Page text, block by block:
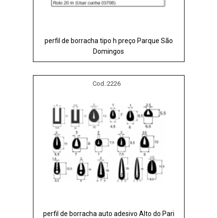
perfil de borracha tipo h preço Parque São
Domingos
Cod.:2226
perfil de borracha auto adesivo Alto do Pari